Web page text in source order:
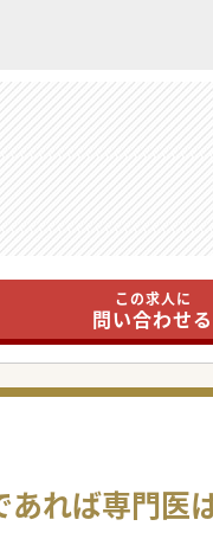
この求人に
問い合わせる
あれば専門医